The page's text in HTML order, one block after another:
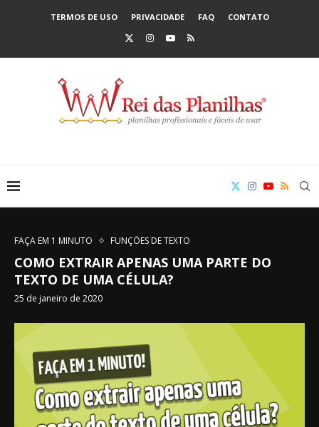
TERMOS DE USO PRIVACIDADE FAQ CONTATO
FAÇA EM 1 MINUTO FUNÇÕES DE TEXTO
COMO EXTRAIR APENAS UMA PARTE DO
TEXTO DE UMA CÉLULA?
25 de janeiro de 2020